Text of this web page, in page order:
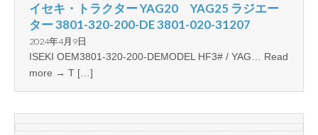
イセキ・トラクター YAG20 YAG25 ラジエー
ター 3801-320-200-DE 3801-020-31207
2024年4月9日
ISEKI OEM3801-320-200-DEMODEL HF3# / YAG… Read
more → T […]